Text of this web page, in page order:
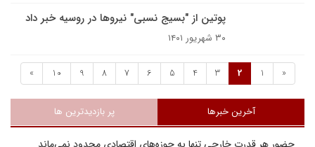
پوتین از "بسیج نسبی" نیروها در روسیه خبر داد
۳۰ شهریور ۱۴۰۱
«
1
2
3
4
5
6
7
8
9
10
»
آخرین خبرها پر بازدیدترین ها